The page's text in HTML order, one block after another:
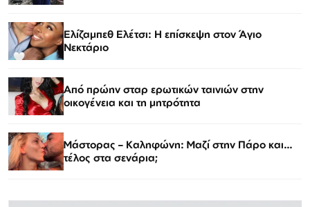
Ελίζαμπεθ Ελέτσι: Η επίσκεψη στον Άγιο
Νεκτάριο
Από πρώην σταρ ερωτικών ταινιών στην
οικογένεια και τη μητρότητα
Μάστορας – Καληφώνη: Μαζί στην Πάρο και…
τέλος στα σενάρια;